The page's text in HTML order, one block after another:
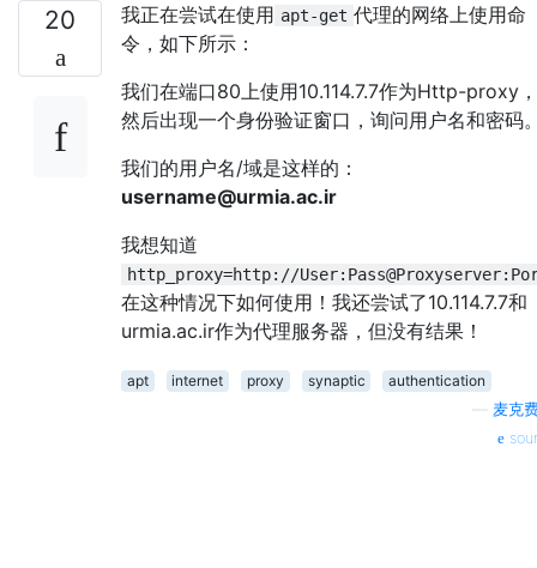
20 我正在尝试在使用 apt-get 代理的网络上使用命
令，如下所示：
我们在端口80上使用10.114.7.7作为Http-proxy，
然后出现一个身份验证窗口，询问用户名和密码
我们的用户名/域是这样的：
username@urmia.ac.ir
我想知道
http_proxy=http://
在这种情况下如何使用！我还尝试了10.114.7.7和
urmia.ac.ir作为代理服务器，但没有结果！
apt internet proxy synaptic
authentication
麦克